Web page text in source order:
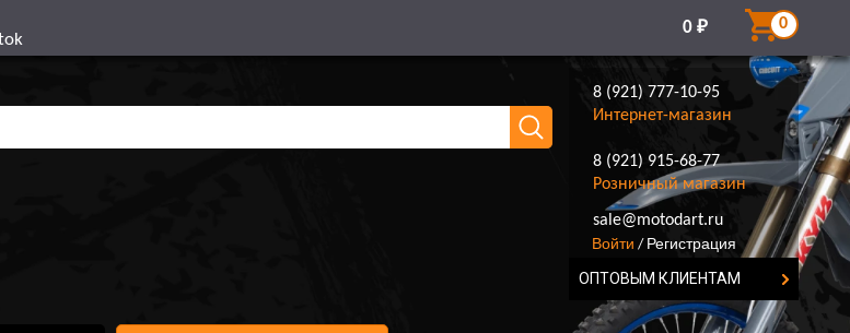
0 ₽ 0
8 (921) 777-10-95
Интернет-магазин
8 (921) 915-68-77
Розничный магазин
8 (921) 777-10-95
sale@motodart.ru
Войти / Регистрация
ОПТОВЫМ КЛИЕНТАМ